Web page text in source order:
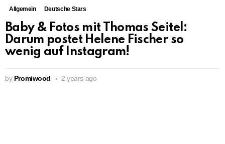
Allgemein Deutsche Stars
Baby & Fotos mit Thomas Seitel:
Darum postet Helene Fischer so
wenig auf Instagram!
by Promiwood 2 years ago